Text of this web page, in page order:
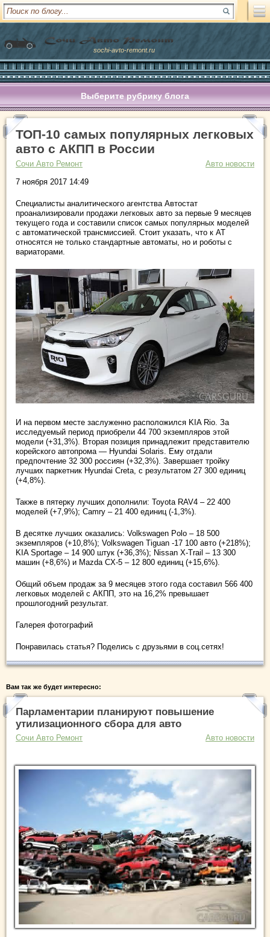
sochi-avto-remont.ru
Выберите рубрику блога
ТОП-10 самых популярных легковых
авто с АКПП в России
Сочи Авто Ремонт
Авто новости
7 ноября 2017 14:49
Специалисты аналитического агентства Автостат
проанализировали продажи легковых авто за первые 9 месяцев
текущего года и составили список самых популярных моделей
с автоматической трансмиссией. Стоит указать, что к АТ
относятся не только стандартные автоматы, но и роботы с
вариаторами.
И на первом месте заслуженно расположился KIA Rio. За
исследуемый период приобрели 44 700 экземпляров этой
модели (+31,3%). Вторая позиция принадлежит представителю
корейского автопрома — Hyundai Solaris. Ему отдали
предпочтение 32 300 россиян (+32,3%). Завершает тройку
лучших паркетник Hyundai Creta, с результатом 27 300 единиц
(+4,8%).
Также в пятерку лучших дополнили: Toyota RAV4 – 22 400
моделей (+7,9%); Camry – 21 400 единиц (-1,3%).
В десятке лучших оказались: Volkswagen Polo – 18 500
экземпляров (+10,8%); Volkswagen Tiguan -17 100 авто (+218%);
KIA Sportage – 14 900 штук (+36,3%); Nissan X-Trail – 13 300
машин (+8,6%) и Mazda CX-5 – 12 800 единиц (+15,6%).
Общий объем продаж за 9 месяцев этого года составил 566 400
легковых моделей с АКПП, это на 16,2% превышает
прошлогодний результат.
Галерея фотографий
Понравилась статья? Поделись с друзьями в соц.сетях!
Вам так же будет интересно:
Парламентарии планируют повышение
утилизационного сбора для авто
Сочи Авто Ремонт Авто новости